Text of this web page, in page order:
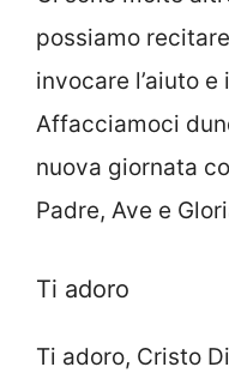
possiamo
invocare l’aiuto
Affacciamoci
nuova giornata
Padre, Ave e
Ti adoro
Ti adoro, Cristo